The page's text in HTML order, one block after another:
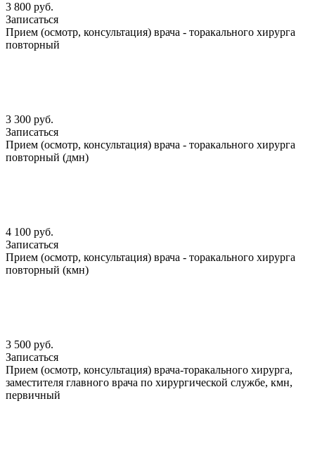
3 800 руб.
Записаться
Прием (осмотр, консультация) врача - торакального хирурга
повторный
3 300 руб.
Записаться
Прием (осмотр, консультация) врача - торакального хирурга
повторный (дмн)
4 100 руб.
Записаться
Прием (осмотр, консультация) врача - торакального хирурга
повторный (кмн)
3 500 руб.
Записаться
Прием (осмотр, консультация) врача-торакального хирурга,
заместителя главного врача по хирургической службе, кмн,
первичный